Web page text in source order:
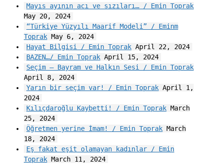
Mayıs ayının acı ve sızıları… / Emin Toprak
May 20, 2024
“Türkiye Yüzyılı Maarif Modeli” / Eminm
ToprakMay 6, 2024
Hayat Bilgisi / Emin Toprak April 22, 2024
BAZEN…/ Emin Toprak April 15, 2024
Seçim – Bayram ve Halkın Sesi / Emin Toprak
April 8, 2024
Yarın bir seçim var! / Emin Toprak April 1,
2024
Kılıçdaroğlu Kaybetti! / Emin Toprak March
25, 2024
Öğretmen yerine İmam! / Emin Toprak March
18, 2024
Eş fakat eşit olamayan kadınlar / Emin
ToprakMarch 11, 2024